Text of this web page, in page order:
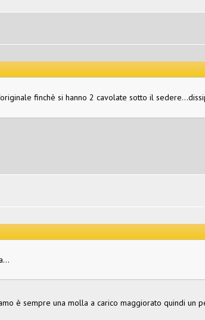
finchè si hanno 2 cavolate sotto il
è sempre una molla a carico maggiorato quindi un